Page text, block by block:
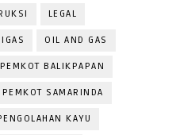
LEGAL
OIL AND GAS
PEMKOT BALIKPAPAN
PEMKOT SAMARINDA
KAYU